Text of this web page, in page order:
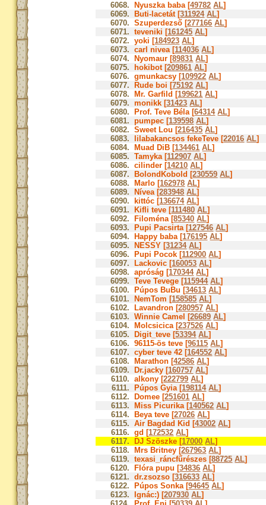
6068. Nyuszka baba [49782 AL]
6069. Buti-lacetát [311924 AL]
6070.Szuperdezső [277166 AL]
6071.teveniki [161245 AL]
6072.yoki [184923 AL]
6073.carl nivea [114036 AL]
6074. Nyomaur [89831 AL]
6075. hokibot [209861 AL]
6076.gmunkacsy [109922 AL]
6077. Rude boi [75192 AL]
6078. Mr. Garfild [199621 AL]
6079.monikk [31423 AL]
6080. Prof. Teve Béla [64314 AL]
6081.pumpec [139598 AL]
6082.Sweet Lou [216435 AL]
6083.
lilabakancsos fekeTeve [22016 AL]
6084. Muad DiB [134461 AL]
6085.Tamyka [112907 AL]
6086.cilinder [14210 AL]
6087. BolondKobold [230559 AL]
6088. Marlo [162978 AL]
6089. Nívea [283948 AL]
6090. kittóc [136674 AL]
6091. Kifli teve [111480 AL]
6092. Filoména [85340 AL]
6093. Pupi Pacsirta [127546 AL]
6094. Happy baba [176195 AL]
6095. NESSY [31234 AL]
6096. Pupi Pocok [112900 AL]
6097. Lackovic [160053 AL]
6098.apróság [170344 AL]
6099.Teve Tevege [115944 AL]
6100. Púpos BuBu [34613 AL]
6101. NemTom [158585 AL]
6102. Lavandron [280957 AL]
6103.Winnie Camel [26689 AL]
6104. Molcsicica [237526 AL]
6105. Digit_teve [53394 AL]
6106.96115-ös teve [96115 AL]
6107.cyber teve 42 [164552 AL]
6108. Marathon [42586 AL]
6109. Dr.jacky [160757 AL]
6110.alkony [222799 AL]
6111. Púpos Gyia [198114 AL]
6112. Domee [251601 AL]
6113. Miss Picurika [140562 AL]
6114. Beya teve [27026 AL]
6115.Air Bagdad Kid [43002 AL]
6116.gd [172532 AL]
6117. DJ Szöszke [17000 AL]
6118. Mrs Britney [267963 AL]
6119.texasi_ráncfűrészes [88725 AL]
6120. Flóra pupu [34836 AL]
6121.dr.zsozso [316633 AL]
6122. Púpos Sonka [94645 AL]
6123.
Ignác:) [207930 AL]